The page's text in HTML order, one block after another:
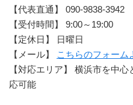
【代表直通】 090-9838-3942
【受付時間】 9:00～19:00
【定休日】 日曜日
【メール】
こちらのフォー
【対応エリア】 横浜市を中
応可能